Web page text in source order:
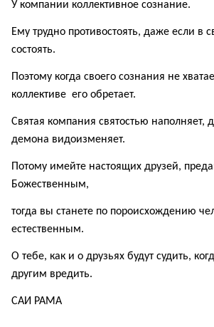
У компании коллективное сознание.
Ему трудно противостоять, даже если в
состоять.
Поэтому когда своего сознания не
коллективе его обретает.
Святая компания святостью наполняет,
демона видоизменяет.
Потому имейте настоящих друзей,
Божественным,
тогда вы станете по пороисхождению
естественным.
О тебе, как и о друзьях будут судить,
другим вредить.
САИ РАМА